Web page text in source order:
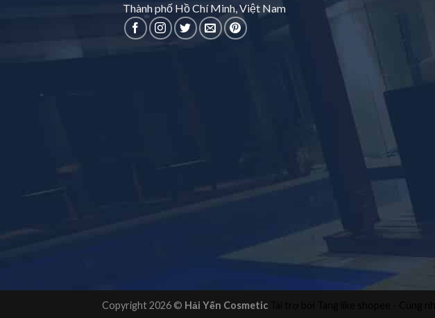
Thành phố Hồ Chí Minh, Việt Nam
Copyright 2026 © Hải Yến Cosmetic